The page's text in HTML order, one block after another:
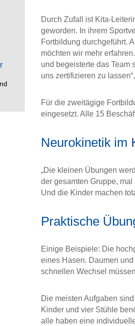
Durch Zufall ist Kita-
geworden. In ihrem
Fortbildung durchgeführt.
möchten wir mehr
und begeisterte das Team
uns zertifizieren zu
Für die zweitägige
eingesetzt. Alle 15
Neurokinetik im
„Die kleinen Übungen
der gesamten Gruppe,
Und die Kinder machen
Praktische
Einige Beispiele: Die
eines Hasen. Daumen
schnellen Wechsel
Die meisten Aufgaben
Kinder und vier Stühle
alle haben eine